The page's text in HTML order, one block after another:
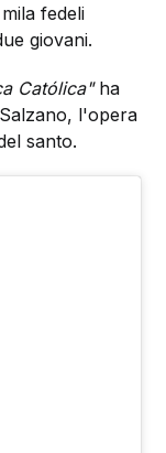
fedeli
giovani.
Católica"ha
l'opera
santo.